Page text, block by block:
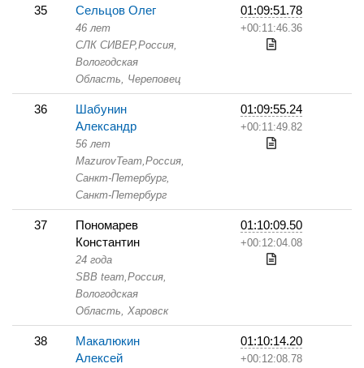
35 Сельцов Олег
46 лет
СЛК СИВЕР,Россия,
Вологодская
Область, Череповец
01:09:51.78
+00:11:46.36
36
Шабунин
Александр
56 лет
MazurovTeam,Россия,
Санкт-Петербург,
Санкт-Петербург
01:09:55.24
+00:11:49.82
37
Пономарев
Константин
24 года
SBB team,Россия,
Вологодская
Область, Харовск
01:10:09.50
+00:12:04.08
38
Макалюкин
Алексей
01:10:14.20
+00:12:08.78